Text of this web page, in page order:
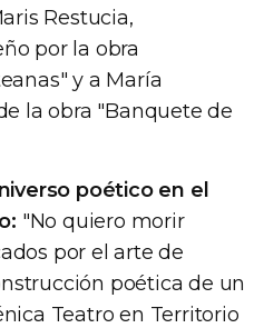
Restucia,
por la obra
y a María
la obra "Banquete de
poético en el
"No quiero morir
por el arte de
poética de un
Teatro en Territorio